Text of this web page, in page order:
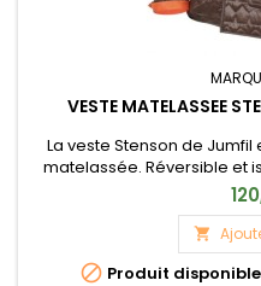
VESTE MATELASSEE
La veste Stenson de
matelassée. Réversible et
vous garder

 Produit